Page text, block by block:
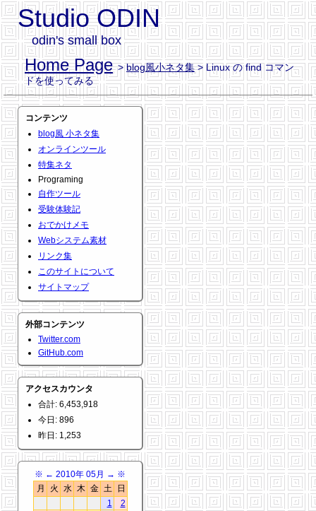
Studio ODIN
odin's small box
Home Page >blog風小ネタ集> Linux の find コマン
ドを使ってみる
コンテンツ
blog風 小ネタ集
オンラインツール
特集ネタ
Programing
自作ツール
受験体験記
おでかけメモ
Webシステム素材
リンク集
このサイトについて
サイトマップ
外部コンテンツ
Twitter.com
GitHub.com
アクセスカウンタ
合計: 6,453,918
今日: 896
昨日: 1,253
※ ← 2010年 05月 → ※
月
火 水 木 金 土
日
1
2